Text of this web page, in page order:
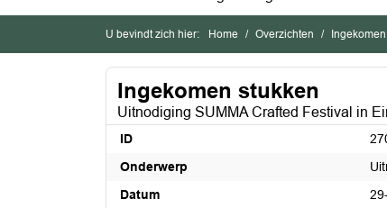
U bevindt zich hier: Home Overzichten
Ingekomen stukken
Uitnodiging SUMMA Crafted Festival in
ID
Onderwerp
Datum